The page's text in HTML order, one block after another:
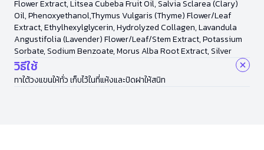
Flower Extract, Litsea Cubeba Fruit Oil, Salvia Sclarea (Clary)
Oil, Phenoxyethanol,Thymus Vulgaris (Thyme) Flower/Leaf
Extract, Ethylhexylglycerin, Hydrolyzed Collagen, Lavandula
Angustifolia (Lavender) Flower/Leaf/Stem Extract, Potassium
Sorbate, Sodium Benzoate, Morus Alba Root Extract, Silver
วิธีใช้
ทาใต้วงแขนให้ทั่ว เก็บไว้ในที่แห้งและปิดฝาให้สนิท